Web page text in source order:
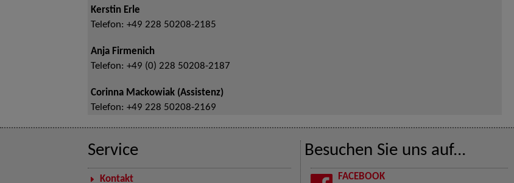
Kerstin Erle
Telefon: +49 228 50208-2185
Anja Firmenich
Telefon: +49 (0) 228 50208-2187
Corinna Mackowiak (Assistenz)
Telefon: +49 228 50208-2169
Service
Kontakt
Besuchen Sie uns auf...
FACEBOOK